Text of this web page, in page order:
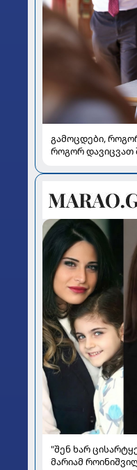
გამოცდები,
როგორ დავიცვათ
"შენ ხარ
მარიამ